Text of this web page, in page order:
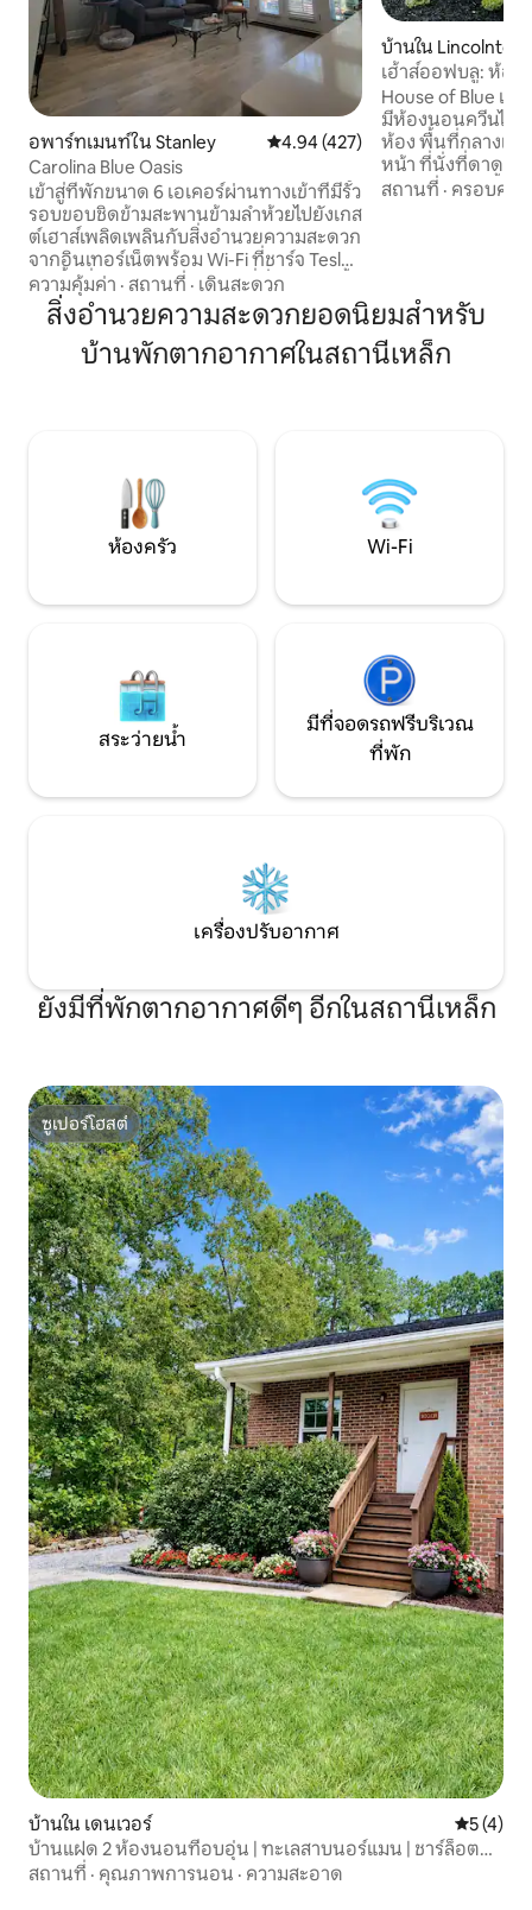
อพาร์ทเมนท์ใน Stanley คะแนนเฉลี่ย 4.94 จาก 5, 427 รีวิว
4.94 (427)
Carolina Blue Oasis
เข้าสู่ที่พักขนาด 6 เอเคอร์ผ่านทางเข้าที่มีรั้ว
รอบขอบชิดข้ามสะพานข้ามลำห้วยไปยังเกส
ต์เฮาส์เพลิดเพลินกับสิ่งอำนวยความสะดวก
จากอินเทอร์เน็ตพร้อม Wi-Fi ที่ชาร์จ Tesla
EV พื้นที่ลานด้านหน้าพร้อมที่นั่งและเตาปิ้ง
ย่างพื้นที่ศาลาที่มีที่นั่งหลุมไฟและทีวีมอง
เห็นลำห้วยเล็กๆรั้วที่เป็นมิตรกับสัตว์เลี้ยงใน
พื้นที่ด้านในของเกสต์เฮาส์มีความอบอุ่น
และน่าอยู่ด้วยเพดานห้องนั่งเล่นสูง 12 ฟุต
ความคุ้มค่า · สถานที่ · เดินสะดวก
บ้านใน Lincolnton
เฮ้าส์ออฟบลู: ห้อ
และสะดวกสบาย
House of Blue เป็
มีห้องนอนควีนไซส์
ห้อง พื้นที่กลางแจ้
หน้า ที่นั่งที่ดาดฟ้า
โต๊ะปิกนิก เตาปิ้งย่
รถไปยังตัวเมือง
มากมาย เช่น
จากทางหลวงหมา
จากทางหลวง I-85
สถานที่ · ครอบครัว
สิ่งอำนวยความสะดวกยอดนิยมสำหรับ
บ้านพักตากอากาศในสถานีเหล็ก
ห้องครัว Wi-Fi
สระว่ายน้ำ
มีที่จอดรถฟรีบริเวณ
ที่พัก
เครื่องปรับอากาศ
ยังมีที่พักตากอากาศดีๆ อีกในสถานีเหล็ก
ซูเปอร์โฮสต์
ซูเปอร์โฮสต์
บ้านใน เดนเวอร์ คะแนนเฉ
5 (4)
บ้านแฝด 2 ห้องนอนที่อบอุ่น | ทะเลสาบนอร์แมน | ชาร์ล็อตต์ |
เงียบสงบ
สถานที่ · คุณภาพการนอน · ความสะอาด